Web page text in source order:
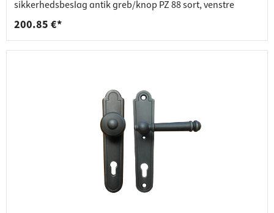
sikkerhedsbeslag antik greb/knop PZ 88 sort, venstre
200.85 €*